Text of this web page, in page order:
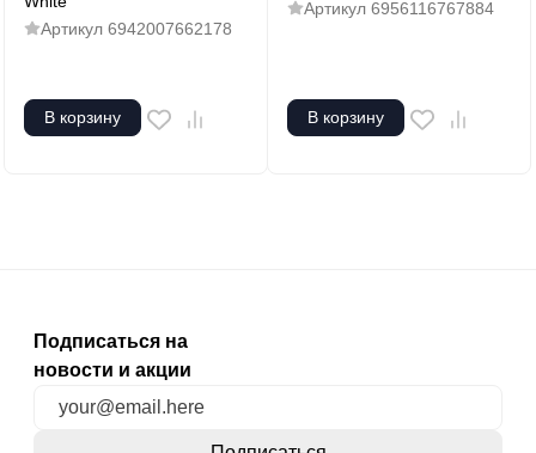
Артикул 6942007662178
В корзину
Артикул 6956116767884
В корзину
Подписаться на
новости и акции